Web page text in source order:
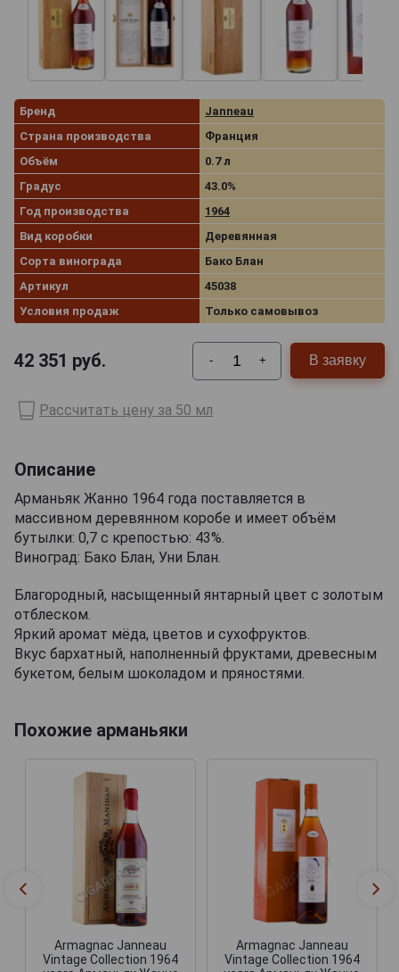
Бренд
Janneau
Страна производства
Франция
Объём
0.7 л
Градус
43.0%
Год производства
1964
Вид коробки
Деревянная
Сорта винограда
Бако Блан
Артикул
45038
Условия продаж
Только самовывоз
42 351 руб. - + В заявку
Рассчитать цену за 50 мл
Описание
Арманьяк Жанно 1964 года поставляется в
массивном деревянном коробе и имеет объём
бутылки: 0,7 с крепостью: 43%.
Виноград: Бако Блан, Уни Блан.
Благородный, насыщенный янтарный цвет с золотым
отблеском.
Яркий аромат мёда, цветов и сухофруктов.
Вкус бархатный, наполненный фруктами, древесным
букетом, белым шоколадом и пряностями.
Похожие арманьяки
Armagnac Janneau
Vintage Collection 1964
Armagnac Janneau
Vintage Collection 1964